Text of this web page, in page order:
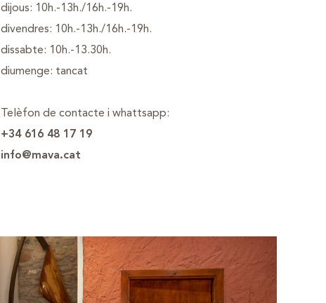
dijous: 10h.-13h./16h.-19h.
divendres: 10h.-13h./16h.-19h.
dissabte: 10h.-13.30h.
diumenge: tancat
Telèfon de contacte i whattsapp:
+34 616 48 17 19
info@mava.cat